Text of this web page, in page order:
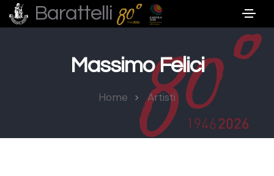
Barattelli
Massimo Felici
Home Artisti